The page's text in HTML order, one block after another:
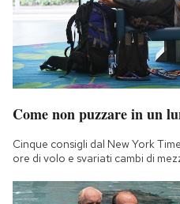
Come non puzzare in un
Cinque consigli dal New York
ore di volo e svariati cambi di